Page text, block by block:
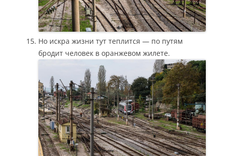
Но искра жизни тут теплится — по путям
бродит человек в оранжевом жилете.